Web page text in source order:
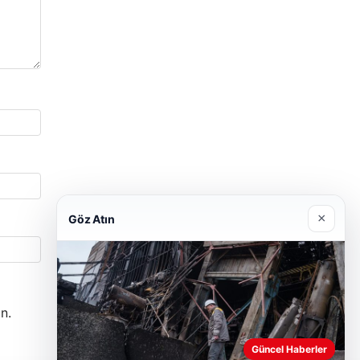
Göz Atın ×
Güncel Haberler